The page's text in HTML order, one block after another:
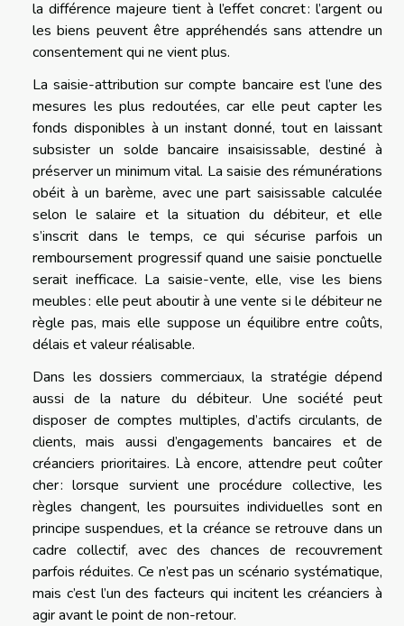
la différence majeure tient à l’effet concret : l’argent ou
les biens peuvent être appréhendés sans attendre un
consentement qui ne vient plus.
La saisie-attribution sur compte bancaire est l’une des
mesures les plus redoutées, car elle peut capter les
fonds disponibles à un instant donné, tout en laissant
subsister un solde bancaire insaisissable, destiné à
préserver un minimum vital. La saisie des rémunérations
obéit à un barème, avec une part saisissable calculée
selon le salaire et la situation du débiteur, et elle
s’inscrit dans le temps, ce qui sécurise parfois un
remboursement progressif quand une saisie ponctuelle
serait inefficace. La saisie-vente, elle, vise les biens
meubles : elle peut aboutir à une vente si le débiteur ne
règle pas, mais elle suppose un équilibre entre coûts,
délais et valeur réalisable.
Dans les dossiers commerciaux, la stratégie dépend
aussi de la nature du débiteur. Une société peut
disposer de comptes multiples, d’actifs circulants, de
clients, mais aussi d’engagements bancaires et de
créanciers prioritaires. Là encore, attendre peut coûter
cher : lorsque survient une procédure collective, les
règles changent, les poursuites individuelles sont en
principe suspendues, et la créance se retrouve dans un
cadre collectif, avec des chances de recouvrement
parfois réduites. Ce n’est pas un scénario systématique,
mais c’est l’un des facteurs qui incitent les créanciers à
agir avant le point de non-retour.